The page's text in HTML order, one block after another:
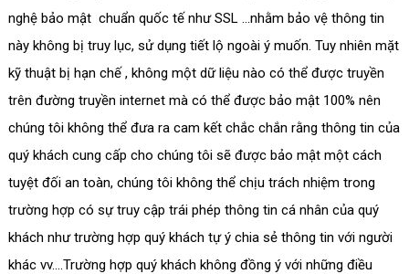
nghệ bảo mật chuẩn quốc tế như SSL …nhằm bảo vệ thông tin
này không bị truy lục, sử dụng tiết lộ ngoài ý muốn. Tuy nhiên mặt
kỹ thuật bị hạn chế , không một dữ liệu nào có thể được truyền
trên đường truyền internet mà có thể được bảo mật 100% nên
chúng tôi không thể đưa ra cam kết chắc chắn rằng thông tin của
quý khách cung cấp cho chúng tôi sẽ được bảo mật một cách
tuyệt đối an toàn, chúng tôi không thể chịu trách nhiệm trong
trường hợp có sự truy cập trái phép thông tin cá nhân của quý
khách như trường hợp quý khách tự ý chia sẻ thông tin với người
khác vv….Trường hợp quý khách không đồng ý với những điều